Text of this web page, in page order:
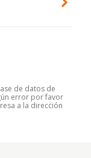
de datos de
error por favor
a la dirección